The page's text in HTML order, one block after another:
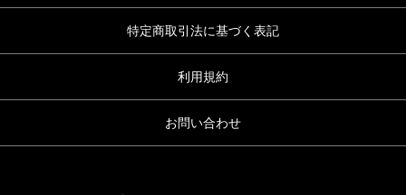
特定商取引法に基づく表記
利用規約
お問い合わせ